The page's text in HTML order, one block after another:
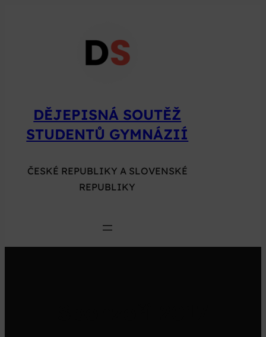
DĚJEPISNÁ SOUTĚŽ
STUDENTŮ GYMNÁZIÍ
ČESKÉ REPUBLIKY A SLOVENSKÉ
REPUBLIKY